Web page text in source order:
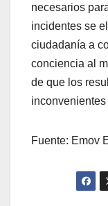
necesarios
incidentes se
ciudadanía a
conciencia al
de que los
Fuente: Emov